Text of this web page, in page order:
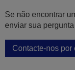
Se não encontrar
enviar sua
Contacte-nos por